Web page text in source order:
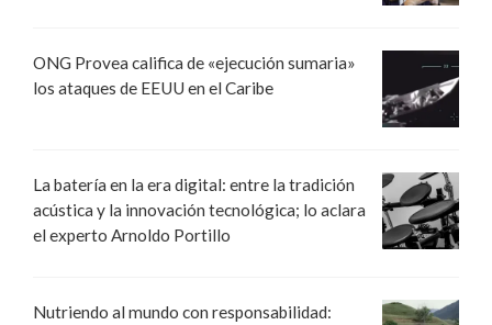
ONG Provea califica de «ejecución sumaria»
los ataques de EEUU en el Caribe
La batería en la era digital: entre la tradición
acústica y la innovación tecnológica; lo aclara
el experto Arnoldo Portillo
Nutriendo al mundo con responsabilidad: